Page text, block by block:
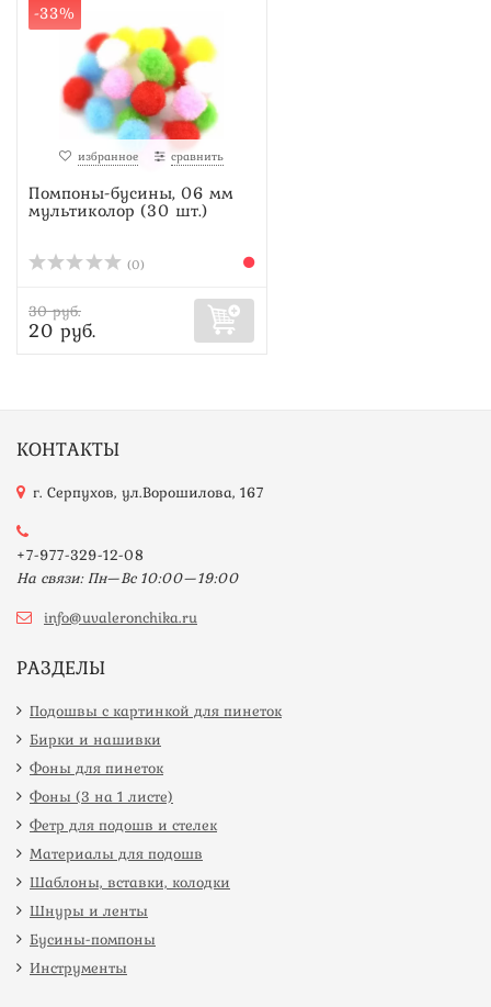
-33%
избранное сравнить
Помпоны-бусины, 06 мм
мультиколор (30 шт.)
(0)
30 руб.
20 руб.
КОНТАКТЫ
г. Серпухов, ул.Ворошилова, 167
+7-977-329-12-08
На связи: Пн—Вс 10:00—19:00
info@uvaleronchika.ru
РАЗДЕЛЫ
Подошвы с картинкой для пинеток
Бирки и нашивки
Фоны для пинеток
Фоны (3 на 1 листе)
Фетр для подошв и стелек
Материалы для подошв
Шаблоны, вставки, колодки
Шнуры и ленты
Бусины-помпоны
Инструменты